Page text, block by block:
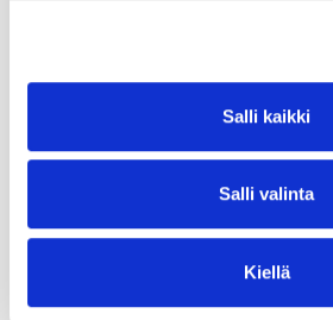
Salli kaikki
Salli valinta
Kiellä
Palloventtiili EM
24,37 €44,77 €